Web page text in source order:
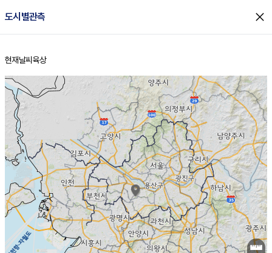
도시별관측 close
홈
현재날씨 육상